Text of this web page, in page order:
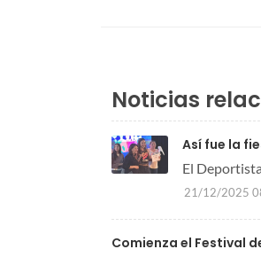
Noticias
Así fue la
El
21/12/2025
Comienza el Festival